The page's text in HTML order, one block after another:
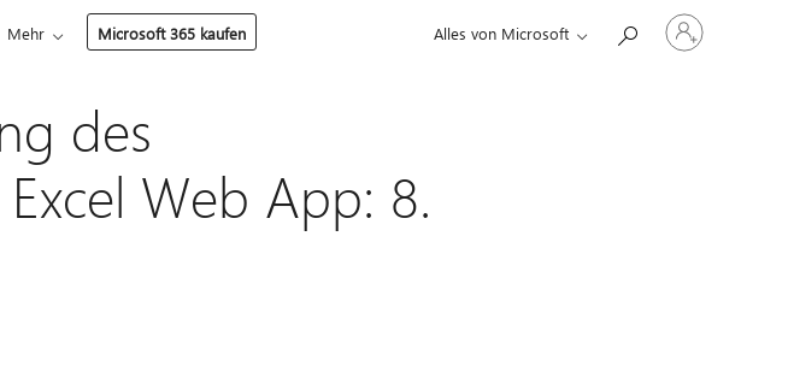
Mehr Microsoft 365 kaufen Alles von Microsoft
Bei
Ihrem
Konto
des
Web App: 8.